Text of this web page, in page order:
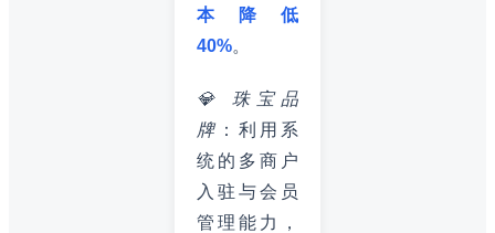
本降低
40%。
💎 珠宝品
牌 ：利用系
统的多商户
入驻与会员
管理能力，